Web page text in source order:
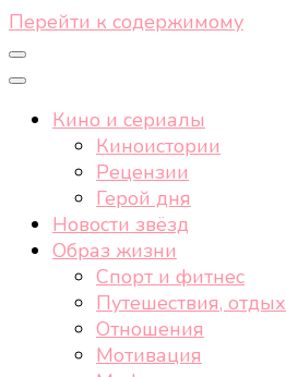
Перейти к содержимому
Кино и сериалы
Киноистории
Рецензии
Герой дня
Новости звёзд
Образ жизни
Спорт и фитнес
Путешествия, отдых
Отношения
Мотивация